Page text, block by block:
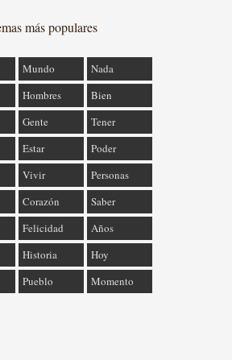
más populares
Mundo
Nada
Hombres
Bien
Gente
Tener
Estar
Poder
Vivir
Personas
Corazón
Saber
Felicidad
Años
Historia
Hoy
Pueblo Momento